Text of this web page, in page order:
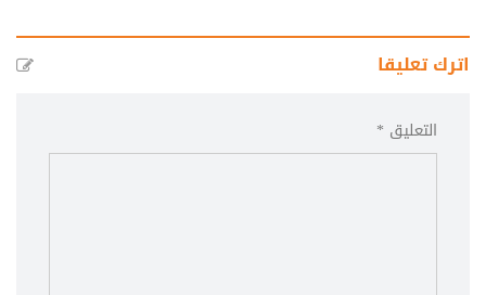
اترك تعليقا
التعليق *